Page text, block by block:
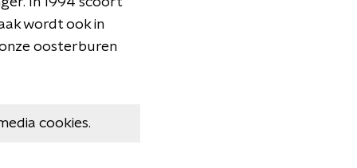
wordt ook in
oosterburen
cookies.